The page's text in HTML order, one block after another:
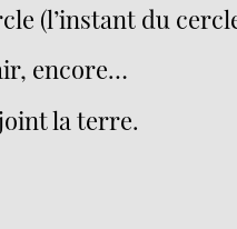
(l’instant du
encore…
la terre.